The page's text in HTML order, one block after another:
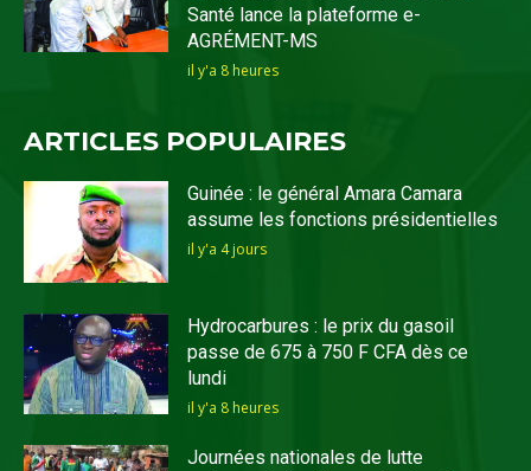
Santé lance la plateforme e-
AGRÉMENT-MS
il y'a 8 heures
ARTICLES POPULAIRES
Guinée : le général Amara Camara
assume les fonctions présidentielles
il y'a 4 jours
Hydrocarbures : le prix du gasoil
passe de 675 à 750 F CFA dès ce
lundi
il y'a 8 heures
Journées nationales de lutte